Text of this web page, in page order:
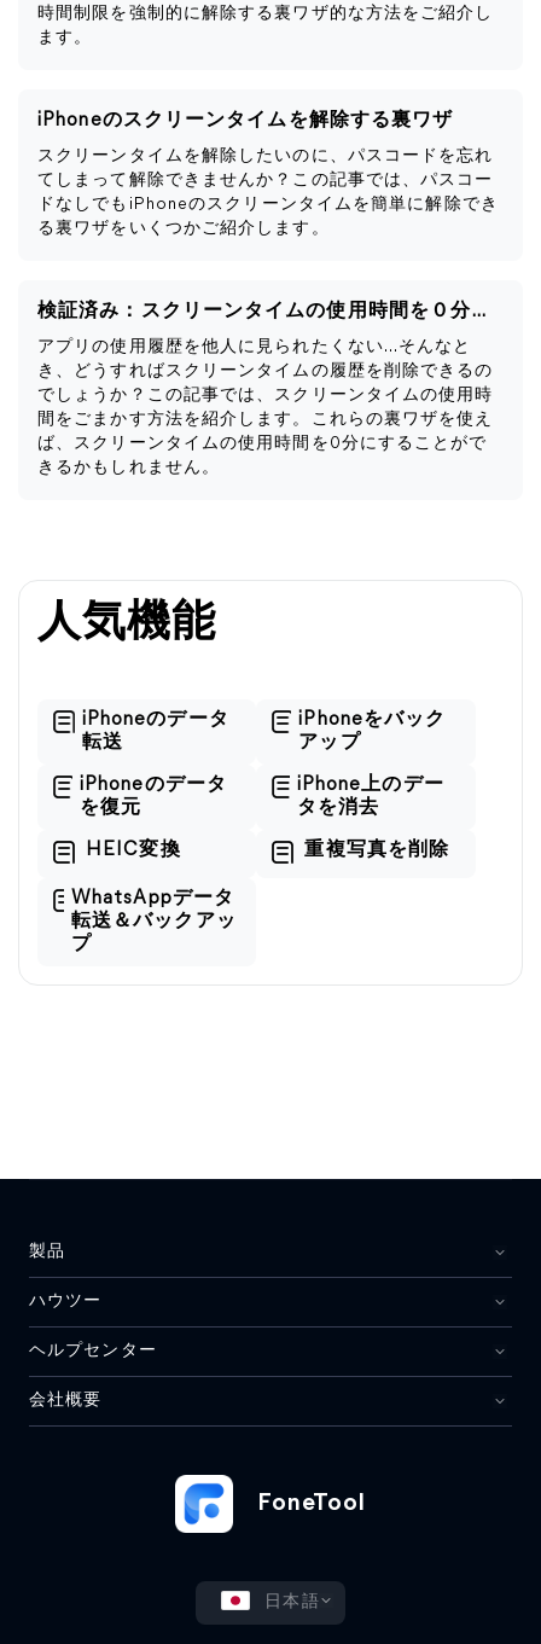
時間制限を強制的に解除する裏ワザ的な方法をご紹介し
ます。
iPhoneのスクリーンタイムを解除する裏ワザ
スクリーンタイムを解除したいのに、パスコードを忘れ
てしまって解除できませんか？この記事では、パスコー
ドなしでもiPhoneのスクリーンタイムを簡単に解除でき
る裏ワザをいくつかご紹介します。
検証済み：スクリーンタイムの使用時間を０分にする方法
アプリの使用履歴を他人に見られたくない…そんなと
き、どうすればスクリーンタイムの履歴を削除できるの
でしょうか？この記事では、スクリーンタイムの使用時
間をごまかす方法を紹介します。これらの裏ワザを使え
ば、スクリーンタイムの使用時間を0分にすることがで
きるかもしれません。
人気機能
iPhoneのデータ
転送
iPhoneをバック
アップ
iPhoneのデータ
を復元
iPhone上のデー
タを消去
HEIC変換 重複写真を削除
WhatsAppデータ
転送＆バックアッ
プ
FoneTool
日本語
製品
ハウツー
ヘルプセンター
会社概要